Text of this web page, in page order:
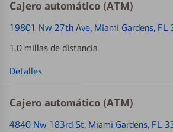
Cajero automático (ATM)
19801 Nw 27th Ave, Miami Gardens, FL
1.0 millas de distancia
Detalles
Cajero automático (ATM)
4840 Nw 183rd St, Miami Gardens, FL